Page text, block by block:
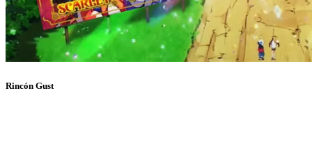
Rincón Gust